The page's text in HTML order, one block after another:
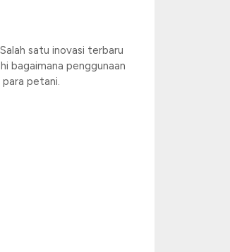
satu inovasi terbaru
bagaimana penggunaan
petani.